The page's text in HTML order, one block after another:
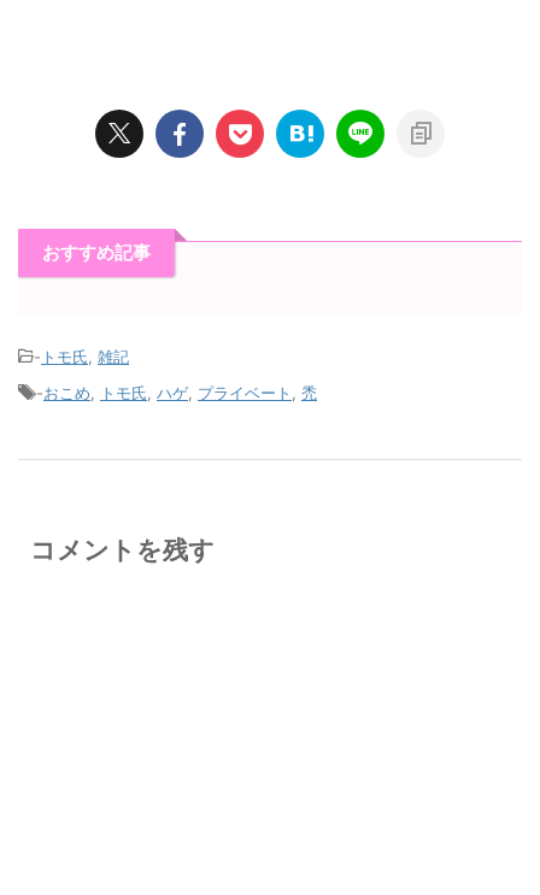
おすすめ記事
- トモ氏 雑記
-おこめ トモ氏 ハゲ プライベート 禿
コメントを残す